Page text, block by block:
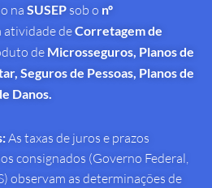
na SUSEP sob o nº
atividade deCorretagem de
de Microsseguros, Planos de
Seguros de Pessoas, Planos de
Danos.
As taxas de juros e prazos
consignados (Governo Federal,
observam as determinações de